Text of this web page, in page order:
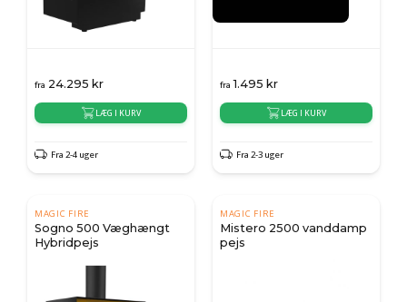
fra 24.295 kr
LÆG I KURV
Fra 2-4 uger
fra 1.495 kr
LÆG I KURV
Fra 2-3 uger
MAGIC FIRE
Sogno 500 Væghængt
Hybridpejs
MAGIC FIRE
Mistero 2500 vanddamp
pejs